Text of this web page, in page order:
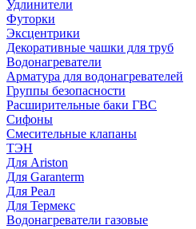
Удлинители
Футорки
Эксцентрики
Декоративные чашки для труб
Водонагреватели
Арматура для водонагревателей
Группы безопасности
Расширительные баки ГВС
Сифоны
Смесительные клапаны
ТЭН
Для Ariston
Для Garanterm
Для Реал
Для Термекс
Водонагреватели газовые